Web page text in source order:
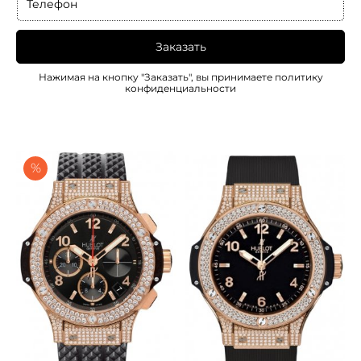
%
Телефон
Заказать
Нажимая на кнопку "Заказать", вы принимаете политику
конфиденциальности